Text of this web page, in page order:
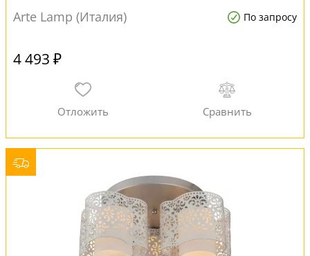
Arte Lamp (Италия)
По запросу
4 493 ₽